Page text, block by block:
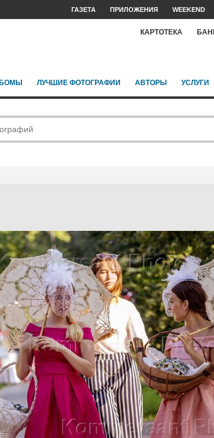
ГАЗЕТА ПРИЛОЖЕНИЯ WEEKEND
КАРТОТЕКА
ЛУЧШИЕ ФОТОГРАФИИ АВТОРЫ УСЛУГИ